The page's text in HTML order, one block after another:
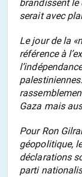
brandissent le
serait avec
Le jour de la
référence à
Gaza mais
Pour Ron
géopolitique,
déclarations
parti